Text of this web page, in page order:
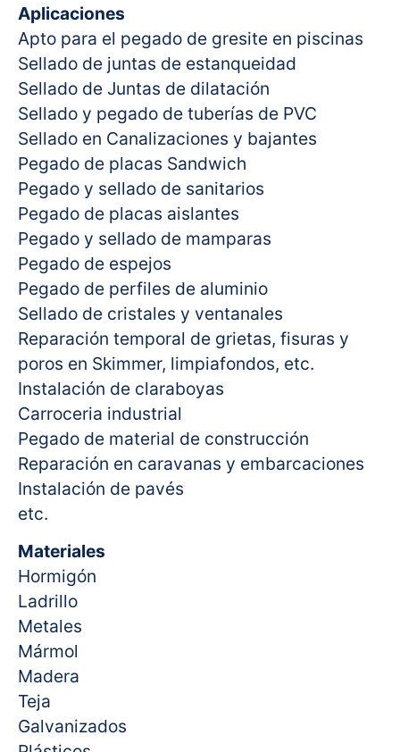
Aplicaciones
Apto para el pegado de gresite en piscinas
Sellado de juntas de estanqueidad
Sellado de Juntas de dilatación
Sellado y pegado de tuberías de PVC
Sellado en Canalizaciones y bajantes
Pegado de placas Sandwich
Pegado y sellado de sanitarios
Pegado de placas aislantes
Pegado y sellado de mamparas
Pegado de espejos
Pegado de perfiles de aluminio
Sellado de cristales y ventanales
Reparación temporal de grietas, fisuras y
poros en Skimmer, limpiafondos, etc.
Instalación de claraboyas
Carroceria industrial
Pegado de material de construcción
Reparación en caravanas y embarcaciones
Instalación de pavés
etc.
Materiales
Hormigón
Ladrillo
Metales
Mármol
Madera
Teja
Galvanizados